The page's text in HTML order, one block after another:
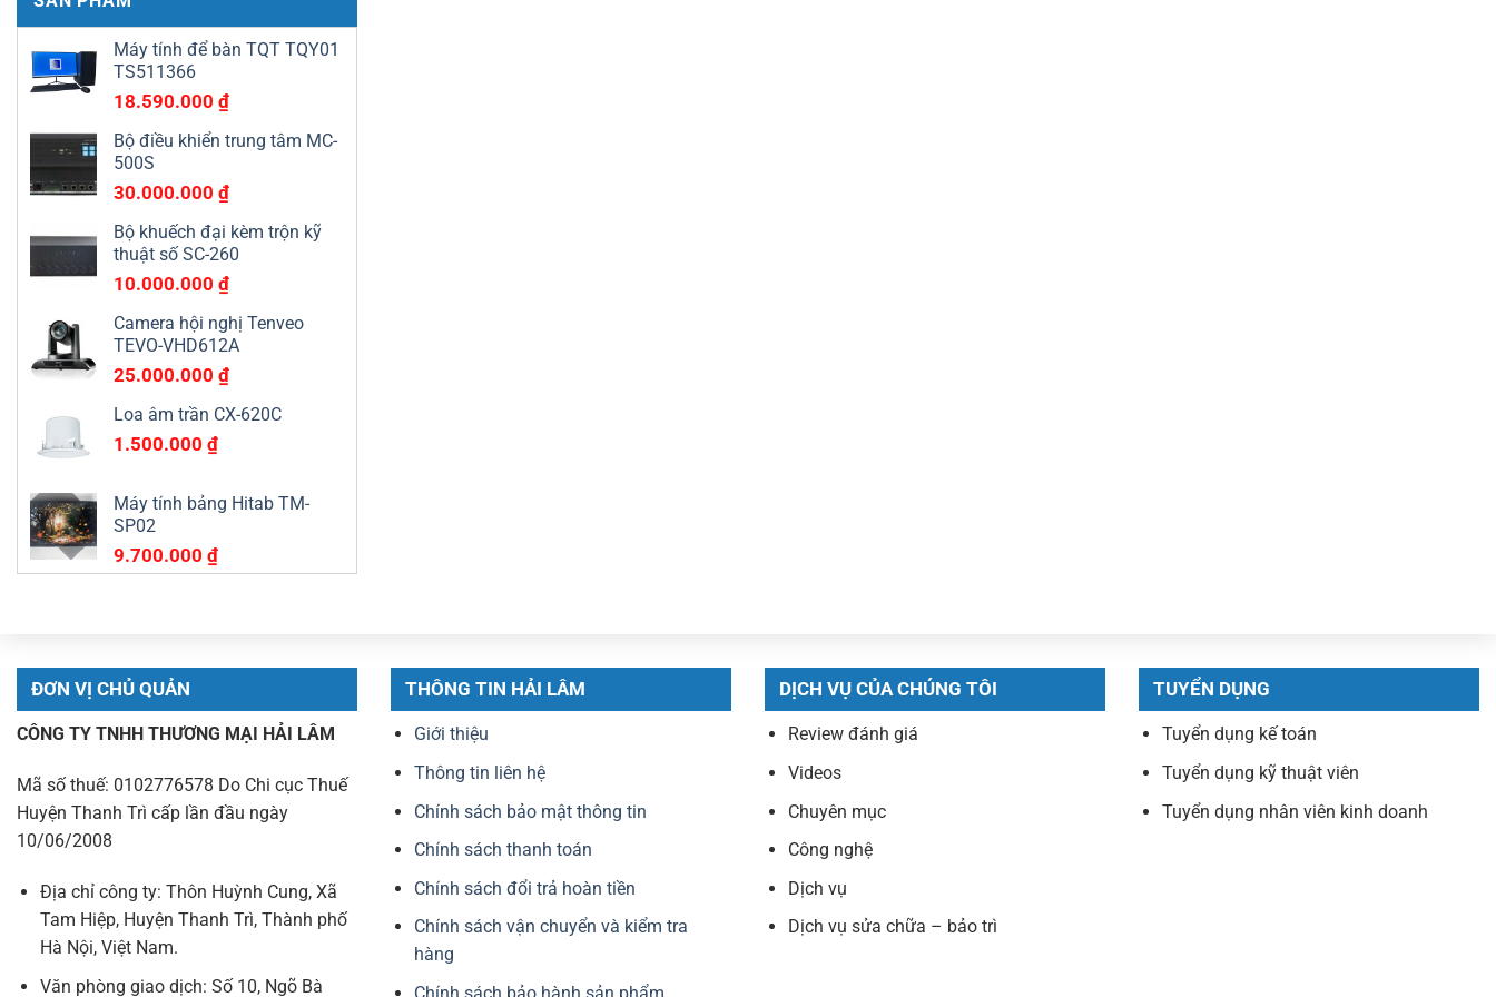
Máy tính để bàn TQT TQY01
TS511366
18.590.000 ₫
Bộ điều khiển trung tâm MC-
500S
30.000.000 ₫
Bộ khuếch đại kèm trộn kỹ
thuật số SC-260
10.000.000 ₫
Camera hội nghị Tenveo
TEVO-VHD612A
25.000.000 ₫
Loa âm trần CX-620C
1.500.000 ₫
Máy tính bảng Hitab TM-
SP02
9.700.000 ₫
ĐƠN VỊ CHỦ QUẢN
CÔNG TY TNHH THƯƠNG MẠI HẢI LÂM
Mã số thuế: 0102776578 Do Chi cục Thuế
Huyện Thanh Trì cấp lần đầu ngày
10/06/2008
Địa chỉ công ty: Thôn Huỳnh Cung, Xã
Tam Hiệp, Huyện Thanh Trì, Thành phố
Hà Nội, Việt Nam.
Văn phòng giao dịch: Số 10, Ngõ Bà
THÔNG TIN HẢI LÂM
Giới thiệu
Thông tin liên hệ
Chính sách bảo mật thông tin
Chính sách thanh toán
Chính sách đổi trả hoàn tiền
Chính sách vận chuyển và kiểm tra
hàng
DỊCH VỤ CỦA CHÚNG TÔI
Review đánh giá
Videos
Chuyên mục
Công nghệ
Dịch vụ
Dịch vụ sửa chữa – bảo trì
TUYỂN DỤNG
Tuyển dụng kế toán
Tuyển dụng kỹ thuật viên
Tuyển dụng nhân viên kinh doanh